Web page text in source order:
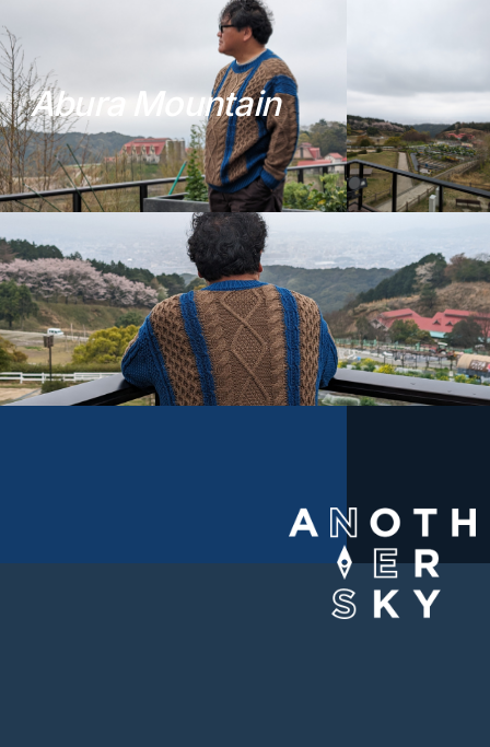
AburaMountain